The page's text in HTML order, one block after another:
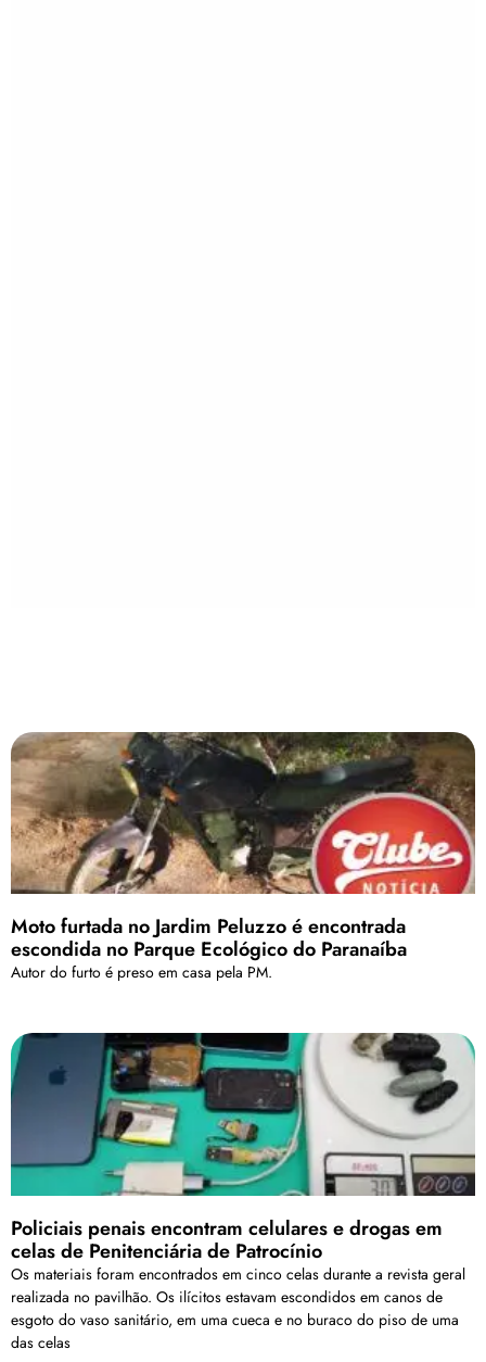
Moto furtada no Jardim Peluzzo é encontrada
escondida no Parque Ecológico do Paranaíba
Autor do furto é preso em casa pela PM.
Policiais penais encontram celulares e drogas em
celas de Penitenciária de Patrocínio
Os materiais foram encontrados em cinco celas durante a revista geral
realizada no pavilhão. Os ilícitos estavam escondidos em canos de
esgoto do vaso sanitário, em uma cueca e no buraco do piso de uma
das celas